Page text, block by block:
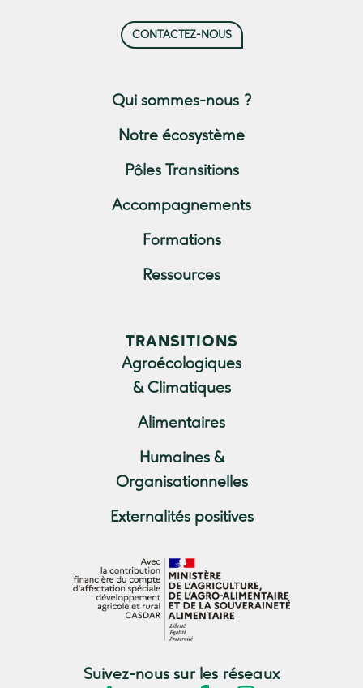
CONTACTEZ-NOUS
Qui sommes-nous ?
Notre écosystème
Pôles Transitions
Accompagnements
Formations
Ressources
TRANSITIONS
Agroécologiques
& Climatiques
Alimentaires
Humaines &
Organisationnelles
Externalités positives
Suivez-nous sur les réseaux